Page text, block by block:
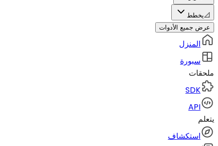
📐يخطط
عرض جميع الأدوات
المنزل
سبورة
ملحقات
SDK
API
يتعلم
استكشاف